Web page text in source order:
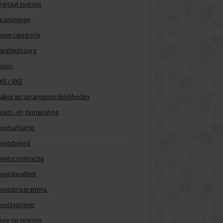
toetsen
categorie
/ BKE
en verantwoordelijkheden
en itemanalyse
op toetsen